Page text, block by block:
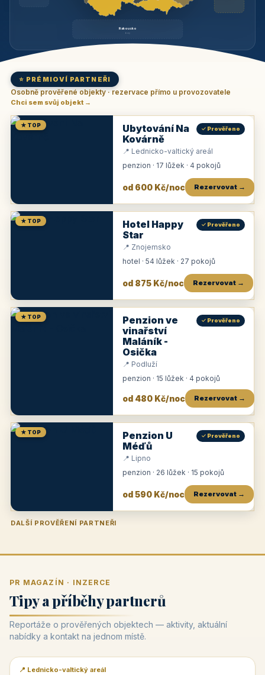
Rakousko
brzy
⭐ PRÉMIOVÍ PARTNEŘI
Osobně prověřené objekty · rezervace přímo u provozovatele
Chci sem svůj objekt →
★ TOP
Ubytování Na
Kovárně
✓ Prověřeno
📍 Lednicko-valtický areál
penzion · 17 lůžek · 4 pokojů
od 600 Kč/noc Rezervovat →
★ TOP
Hotel Happy
Star
✓ Prověřeno
📍 Znojemsko
hotel · 54 lůžek · 27 pokojů
od 875 Kč/noc Rezervovat →
★ TOP
Penzion ve
vinařství
Maláník -
Osička
✓ Prověřeno
📍 Podluží
penzion · 15 lůžek · 4 pokojů
od 480 Kč/noc Rezervovat →
★ TOP
Penzion U
Méďů
✓ Prověřeno
📍 Lipno
penzion · 26 lůžek · 15 pokojů
od 590 Kč/noc Rezervovat →
DALŠÍ PROVĚŘENÍ PARTNEŘI
Penzion U Zámku Pension Faber
PR MAGAZÍN · INZERCE
Tipy a příběhy partnerů
Reportáže o prověřených objektech — aktivity, aktuální
nabídky a kontakt na jednom místě.
📰 PR článek
📍 Lednicko-valtický areál